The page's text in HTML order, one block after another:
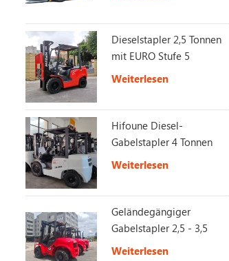
Dieselstapler 2,5 Tonnen
mit EURO Stufe 5
Weiterlesen
Hifoune Diesel-
Gabelstapler 4 Tonnen
mit KUBOTA-Motor
Weiterlesen
Geländegängiger
Gabelstapler 2,5 - 3,5
Tonnen 4X4 2WD/4WD
Weiterlesen